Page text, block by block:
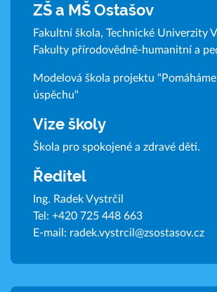
ZŠ a MŠ Ostašov
Fakultní škola, Technické Univerzity
Fakulty přírodovědně-humanitní a
Modelová škola projektu
úspěchu"
Vize školy
Škola pro spokojené a zdravé děti.
Ředitel
Ing. Radek Vystrčil
Tel: +420 725 448 663
E-mail: radek.vystrcil@zsostasov.cz